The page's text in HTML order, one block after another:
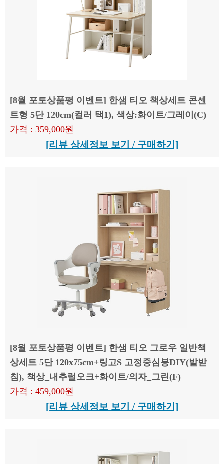
[8월 포토상품평 이벤트] 한샘 티오 책상세트 콘센
트형 5단 120cm(컬러 택1), 색상:화이트/그레이(C)
가격 : 359,000원
[리뷰 상세정보 보기 / 구매하기]
[8월 포토상품평 이벤트] 한샘 티오 그로우 일반책
상세트 5단 120x75cm+링고S 고정중심봉DIY(발받
침), 책상_내추럴오크+화이트/의자_그린(F)
가격 : 459,000원
[리뷰 상세정보 보기 / 구매하기]